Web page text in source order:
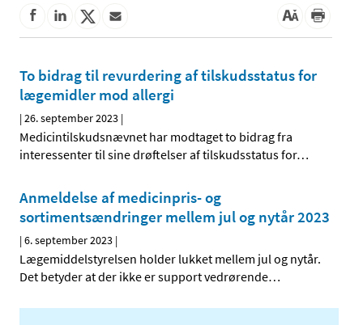
To bidrag til revurdering af tilskudsstatus for
lægemidler mod allergi
|26. september 2023 |
Medicintilskudsnævnet har modtaget to bidrag fra
interessenter til sine drøftelser af tilskudsstatus for…
Anmeldelse af medicinpris- og
sortimentsændringer mellem jul og nytår 2023
|6. september 2023 |
Lægemiddelstyrelsen holder lukket mellem jul og nytår.
Det betyder at der ikke er support vedrørende…